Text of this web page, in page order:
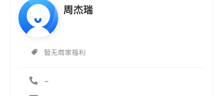
周杰瑞
暂无商家福利
-